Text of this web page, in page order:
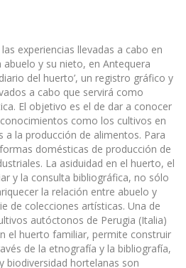
experiencias llevadas a cabo en
y su nieto, en Antequera
del huerto’, un registro gráfico y
a cabo que servirá como
El objetivo es el de dar a conocer
como los cultivos en
a la producción de alimentos. Para
domésticas de producción de
La asiduidad en el huerto, el
y la consulta bibliográfica, no sólo
la relación entre abuelo y
de colecciones artísticas. Una de
autóctonos de Perugia (Italia)
el huerto familiar, permite construir
de la etnografía y la bibliografía,
biodiversidad hortelanas son